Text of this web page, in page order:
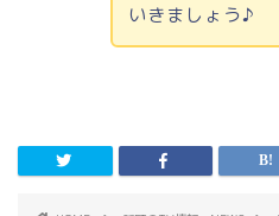
いきましょう♪